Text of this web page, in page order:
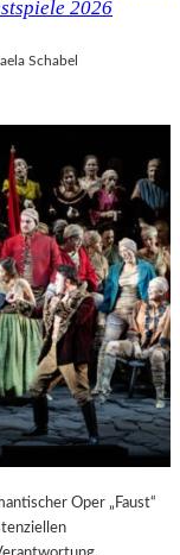
2026
Schabel
Oper „Faust“